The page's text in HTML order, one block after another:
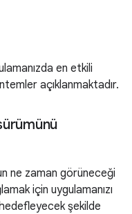
en etkili
açıklanmaktadır.
ne zaman görüneceği
için uygulamanızı
şekilde